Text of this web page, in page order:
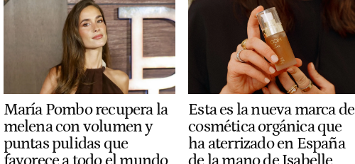
María Pombo recupera la
melena con volumen y
puntas pulidas que
Esta es la nueva marca de
cosmética orgánica que
ha aterrizado en España